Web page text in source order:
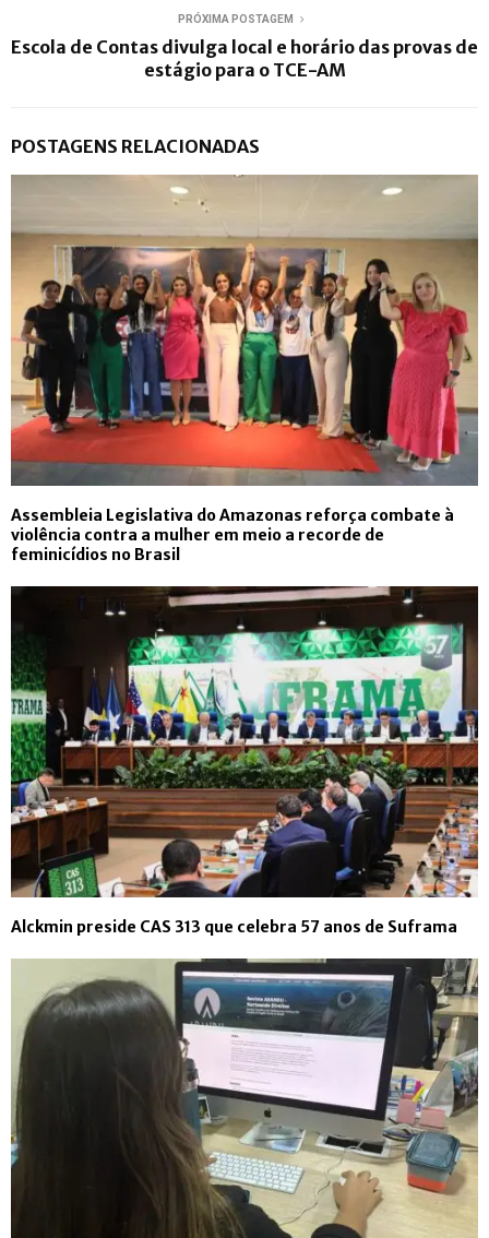
PRÓXIMA POSTAGEM
Escola de Contas divulga local e horário das provas de
estágio para o TCE-AM
POSTAGENS RELACIONADAS
Assembleia Legislativa do Amazonas reforça combate à
violência contra a mulher em meio a recorde de
feminicídios no Brasil
Alckmin preside CAS 313 que celebra 57 anos de Suframa